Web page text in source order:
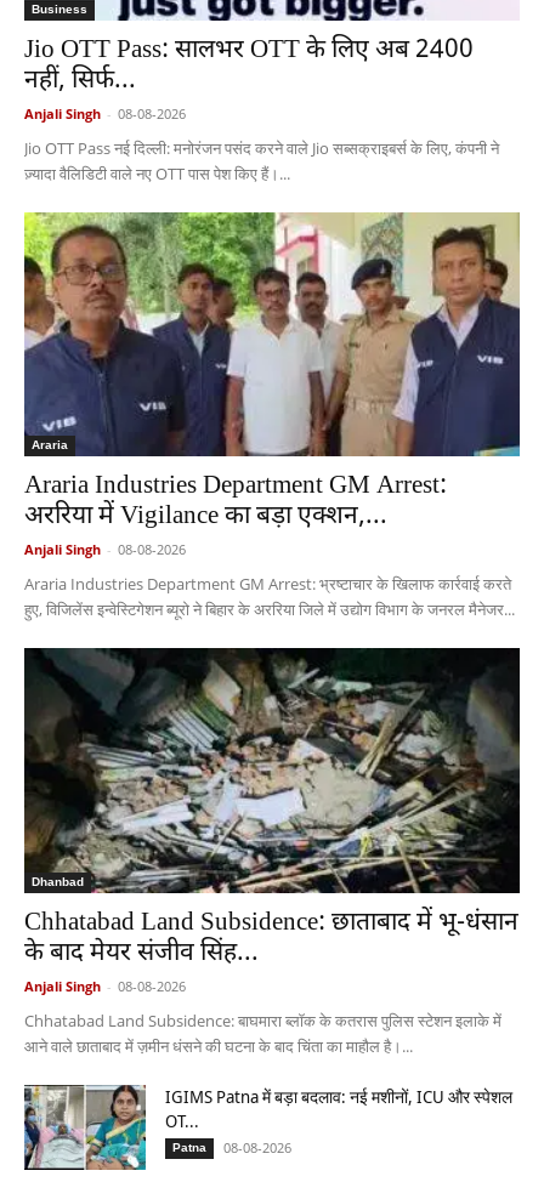
Business
Jio OTT Pass: सालभर OTT के लिए अब 2400
नहीं, सिर्फ...
Anjali Singh - 08-08-2026
Jio OTT Pass नई दिल्ली: मनोरंजन पसंद करने वाले Jio सब्सक्राइबर्स के लिए, कंपनी ने
ज़्यादा वैलिडिटी वाले नए OTT पास पेश किए हैं।...
Araria
Araria Industries Department GM Arrest:
अररिया में Vigilance का बड़ा एक्शन,...
Anjali Singh - 08-08-2026
Araria Industries Department GM Arrest: भ्रष्टाचार के खिलाफ कार्रवाई करते
हुए, विजिलेंस इन्वेस्टिगेशन ब्यूरो ने बिहार के अररिया जिले में उद्योग विभाग के जनरल मैनेजर...
Dhanbad
Chhatabad Land Subsidence: छाताबाद में भू-धंसान
के बाद मेयर संजीव सिंह...
Anjali Singh - 08-08-2026
Chhatabad Land Subsidence: बाघमारा ब्लॉक के कतरास पुलिस स्टेशन इलाके में
आने वाले छाताबाद में ज़मीन धंसने की घटना के बाद चिंता का माहौल है।...
IGIMS Patna में बड़ा बदलाव: नई मशीनों, ICU और स्पेशल
OT...
Patna 08-08-2026